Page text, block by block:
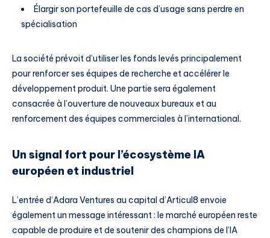
Élargir son portefeuille de cas d’usage sans perdre en
spécialisation
La société prévoit d’utiliser les fonds levés principalement
pour renforcer ses équipes de recherche et accélérer le
développement produit. Une partie sera également
consacrée à l’ouverture de nouveaux bureaux et au
renforcement des équipes commerciales à l’international.
Un signal fort pour l’écosystème IA
européen et industriel
L’entrée d’Adara Ventures au capital d’Articul8 envoie
également un message intéressant : le marché européen reste
capable de produire et de soutenir des champions de l’IA